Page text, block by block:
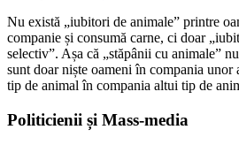
Nu există „iubitori de animale” printre
companie și consumă carne, ci doar
selectiv”. Așa că „stăpânii cu animale”
sunt doar niște oameni în compania unor
tip de animal în compania altui tip de
Politicienii și Mass-media